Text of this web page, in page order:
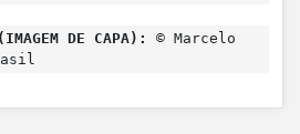
DE CAPA):
© Marcelo